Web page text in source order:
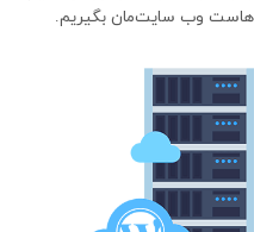
وب سایت‌مان بگیریم.